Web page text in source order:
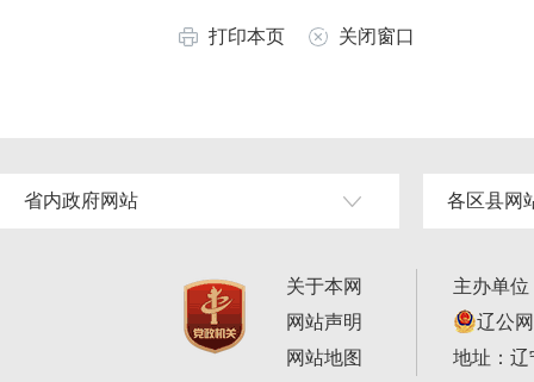
打印本页 关闭窗口
省内政府网站 各区县网
关于本网
网站声明
网站地图
主办单
辽公
地址：辽